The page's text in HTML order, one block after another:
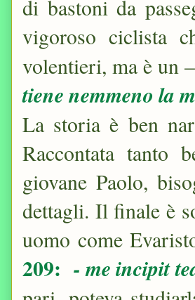
di bastoni da
vigoroso ciclista
volentieri, ma è un
tiene nemmeno la
La storia è ben
Raccontata tanto
giovane Paolo,
dettagli. Il finale è
uomo come
209: - me incipit